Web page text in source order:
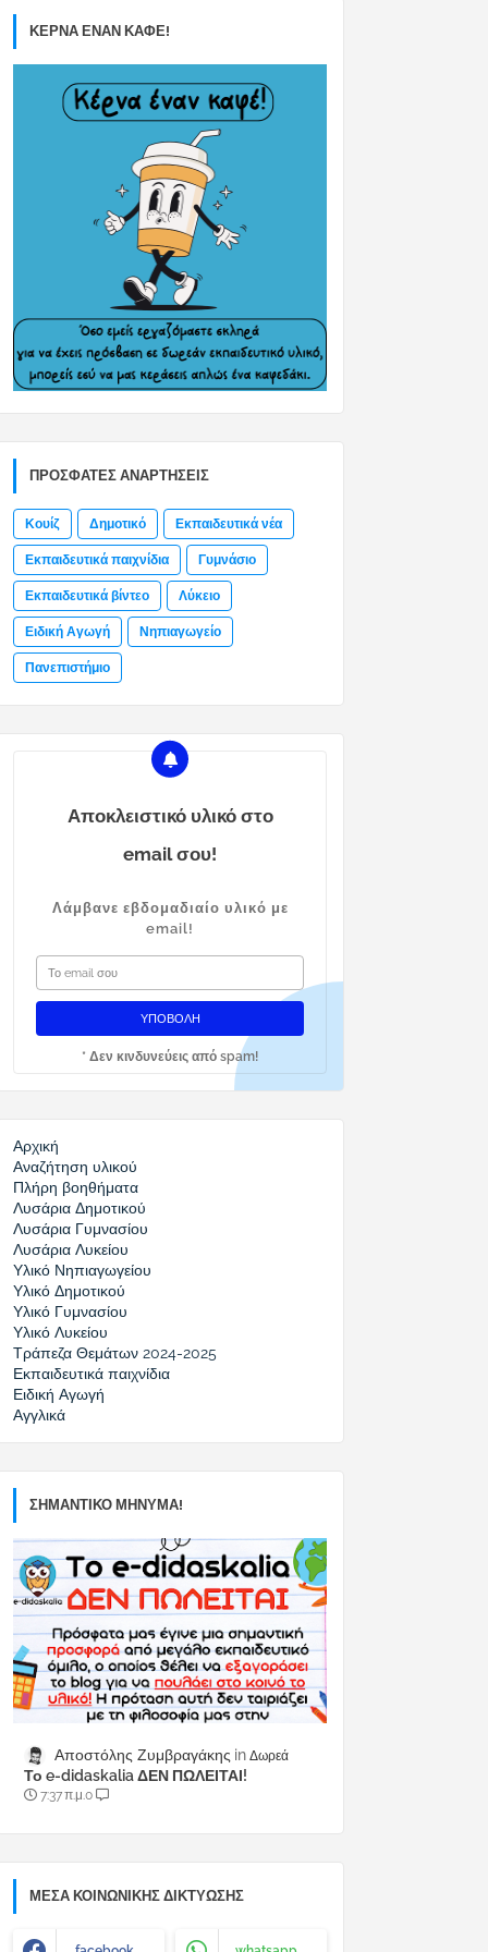
ΚΕΡΝΑ ΕΝΑΝ ΚΑΦΕ!
ΠΡΌΣΦΑΤΕΣ ΑΝΑΡΤΉΣΕΙΣ
Κουίζ Δημοτικό Εκπαιδευτικά νέα
Εκπαιδευτικά παιχνίδια Γυμνάσιο
Εκπαιδευτικά βίντεο Λύκειο
Ειδική Αγωγή Νηπιαγωγείο
Πανεπιστήμιο
Αποκλειστικό υλικό στο
email σου!
Λάμβανε εβδομαδιαίο υλικό με
email!
* Δεν κινδυνεύεις από spam!
Αρχική
Αναζήτηση υλικού
Πλήρη βοηθήματα
Λυσάρια Δημοτικού
Λυσάρια Γυμνασίου
Λυσάρια Λυκείου
Υλικό Νηπιαγωγείου
Υλικό Δημοτικού
Υλικό Γυμνασίου
Υλικό Λυκείου
Τράπεζα Θεμάτων 2024-2025
Εκπαιδευτικά παιχνίδια
Ειδική Αγωγή
Αγγλικά
ΣΗΜΑΝΤΙΚΟ ΜΗΝΥΜΑ!
Αποστόλης Ζυμβραγάκης Δωρεά
Το e-didaskalia ΔΕΝ ΠΩΛΕΙΤΑΙ!
7:37 π.μ.0
ΜΈΣΑ ΚΟΙΝΩΝΙΚΉΣ ΔΙΚΤΎΩΣΗΣ